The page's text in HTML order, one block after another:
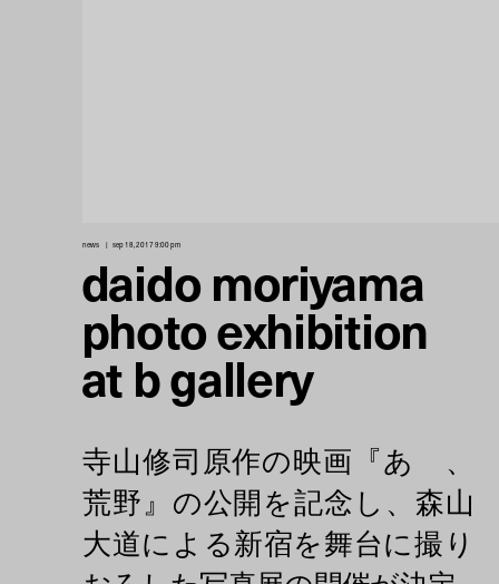
news sep 18, 2017 9:00 pm
daido moriyama
photo exhibition
at b gallery